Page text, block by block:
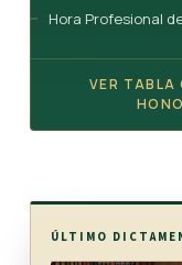
Hora Profesional
VER TABLA
ÚLTIMO